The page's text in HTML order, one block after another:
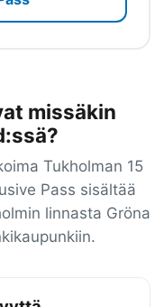
missäkin
Tukholman 15
Pass sisältää
linnasta Gröna